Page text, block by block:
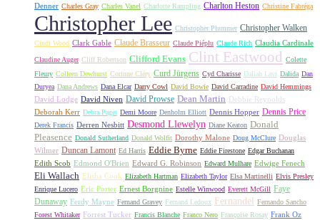
Denner Charles Gray Charles Vanel Charlotte Rampling Charlton Heston Christine Fabréga
Christopher Lee Christopher Plummer Christopher Walken
Cindi Wood Clark Gable Claude Brasseur Claude Piéplu Claude Rich Claudia Cardinale
Claudine Auger Cliff Robertson Clifford Evans Clint Eastwood Colette
Fleury Colleen Dewhurst Corinne Cléry Curd Jürgens Cyd Charisse Daliah Lavi Dalida Dan
Duryea Dana Andrews Dana Elcar Darry Cowl David Bowie David Carradine David Hemmings
David Lodge David Niven David Prowse Dean Martin Debbie Reynolds
Deborah Kerr Debra Paget Demi Moore Denholm Elliott Dennis Hopper Dennis Price
Derek Francis Derren Nesbitt Desmond Llewelyn Diane Keaton Donald
Pleasence Donald Sutherland Donald Wolfit Dorothy Malone Doug McClure Douglas
Wilmer Duncan Lamont Ed Harris Eddie Byrne Eddie Firestone Edgar Buchanan
Edith Scob Edmond O'Brien Edward G. Robinson Edward Mulhare Edwige Fenech
Eli Wallach Elisha Cook Elizabeth Hartman Elizabeth Taylor Elsa Martinelli Elvis Presley
Enrique Lucero Eric Porter Ernest Borgnine Estelle Winwood Everett McGill Faye
Dunaway Ferdy Mayne Fernand Gravey Fernand Ledoux Fernandel
Fernando Sancho
Forest Whitaker Forrest Tucker Francis Blanche Franco Nero Françoise Rosay Frank Oz